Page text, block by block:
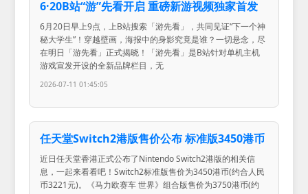
6·20B站“游”先看开启 重磅新游视频独家首发
6月20日早上9点，上B站搜索「游先看」，共同见证“下一个神
秘大学生”！穿越壁画，海报中的身影究竟是谁？一切悬念，尽
在明日「游先看」正式揭晓！「游先看」是B站针对单机主机
游戏宣发开设的全新品牌栏目，无
2026-07-11 01:45:05
任天堂Switch2港版售价公布 标准版3450港币
近日任天堂香港正式公布了Nintendo Switch2港版的相关信
息，一起来看看吧！Switch2标准版售价为3450港币(约合人民
币3221元)。《马力欧赛车 世界》组合版售价为3750港币(约